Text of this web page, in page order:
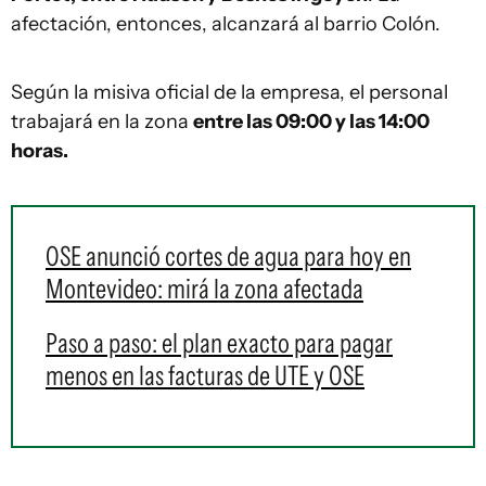
afectación, entonces, alcanzará al barrio Colón.
Según la misiva oficial de la empresa, el personal
trabajará en la zona entre las 09:00 y las 14:00
horas.
OSE anunció cortes de agua para hoy en
Montevideo: mirá la zona afectada
Paso a paso: el plan exacto para pagar
menos en las facturas de UTE y OSE